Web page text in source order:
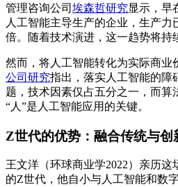
管理咨询公司 埃森哲研究显示，早
人工智能主导生产的企业，生产力
倍。随着技术演进，这一趋势将持
然而，将人工智能转化为实际商业
公司研究指出，落实人工智能的障
题，技术因素仅占五分之一，而算
“人”是人工智能应用的关键。
Z世代的优势：融合传统与创
王文洋（环球商业学2022）亲历
的Z世代，他自小与人工智能和数